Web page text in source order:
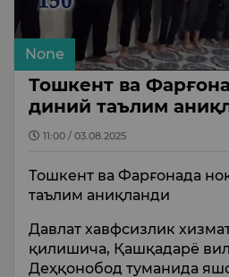
None
Тошкент ва
диний таълим
11:00 / 03.08.2025
Тошкент ва Фарғонада
таълим аниқланди
Давлат хавфсизлик
қилишича, Қашқадарё
Деҳқонобод туманида